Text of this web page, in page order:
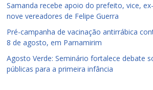
Samanda recebe apoio do prefeito, vice,
nove vereadores de Felipe Guerra
Pré-campanha de vacinação antirrábica
8 de agosto, em Parnamirim
Agosto Verde: Seminário fortalece debate
públicas para a primeira infância